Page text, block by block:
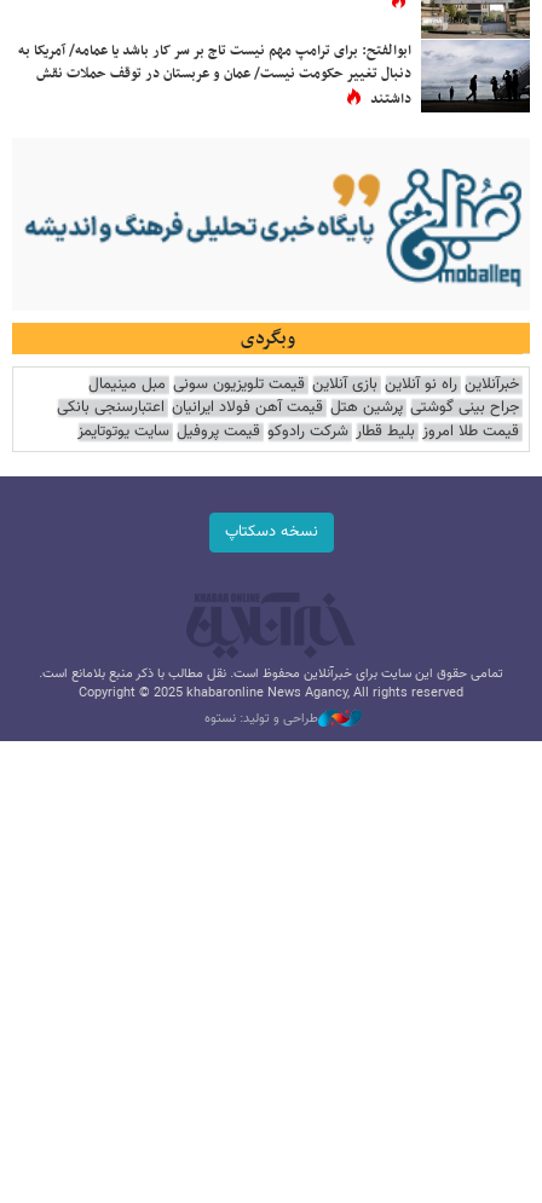
ابوالفتح: برای ترامپ مهم نیست تاج بر سر کار باشد یا عمامه/ آمریکا به
دنبال تغییر حکومت نیست/ عمان و عربستان در توقف حملات نقش
داشتند
وبگردی
خبرآنلاین راه نو آنلاین بازی آنلاین قیمت تلویزیون سونی مبل مینیمال
جراح بینی گوشتی پرشین هتل قیمت آهن فولاد ایرانیان اعتبارسنجی بانکی
قیمت طلا امروز بلیط قطار شرکت رادوکو قیمت پروفیل سایت یوتوتایمز
نسخه دسکتاپ
تمامی حقوق این سایت برای خبرآنلاین محفوظ است. نقل مطالب با ذکر منبع بلامانع است.
Copyright © 2025 khabaronline News Agancy, All rights reserved
طراحی و تولید: نستوه